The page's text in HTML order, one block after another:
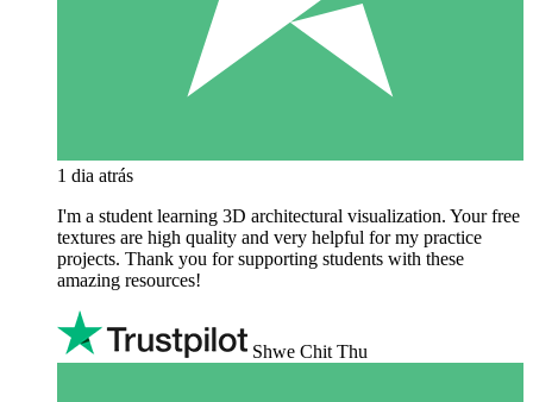
1 dia atrás
I'm a student learning 3D architectural visualization. Your free
textures are high quality and very helpful for my practice
projects. Thank you for supporting students with these
amazing resources!
Shwe Chit Thu